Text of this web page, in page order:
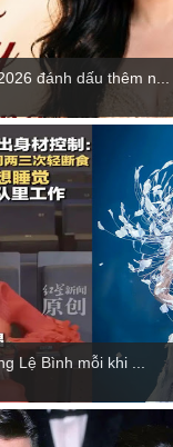
đánh dấu thêm n...
Lệ Bình mỗi khi ...